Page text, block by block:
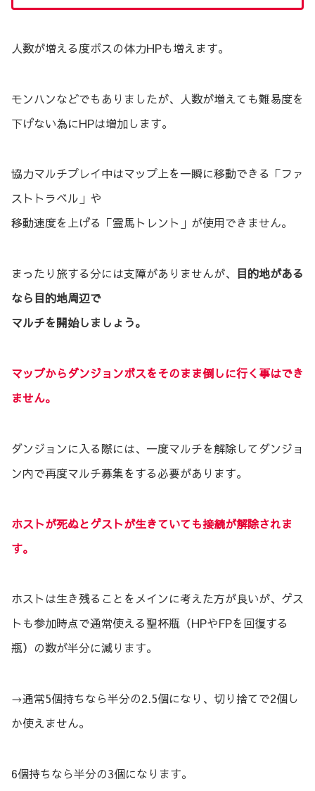
人数が増える度ボスの体力HPも増えます。
モンハンなどでもありましたが、人数が増えても難易度を
下げない為にHPは増加します。
協力マルチプレイ中はマップ上を一瞬に移動できる「ファ
ストトラベル」や
移動速度を上げる「霊馬トレント」が使用できません。
まったり旅する分には支障がありませんが、 目的地がある
なら目的地周辺で
マルチを開始しましょう。
マップからダンジョンボスをそのまま倒しに行く事はでき
ません。
ダンジョンに入る際には、一度マルチを解除してダンジョ
ン内で再度マルチ募集をする必要があります。
ホストが死ぬとゲストが生きていても接続が解除されま
す。
ホストは生き残ることをメインに考えた方が良いが、ゲス
トも参加時点で通常使える聖杯瓶（HPやFPを回復する
瓶）の数が半分に減ります。
→通常5個持ちなら半分の2.5個になり、切り捨てで2個し
か使えません。
6個持ちなら半分の3個になります。